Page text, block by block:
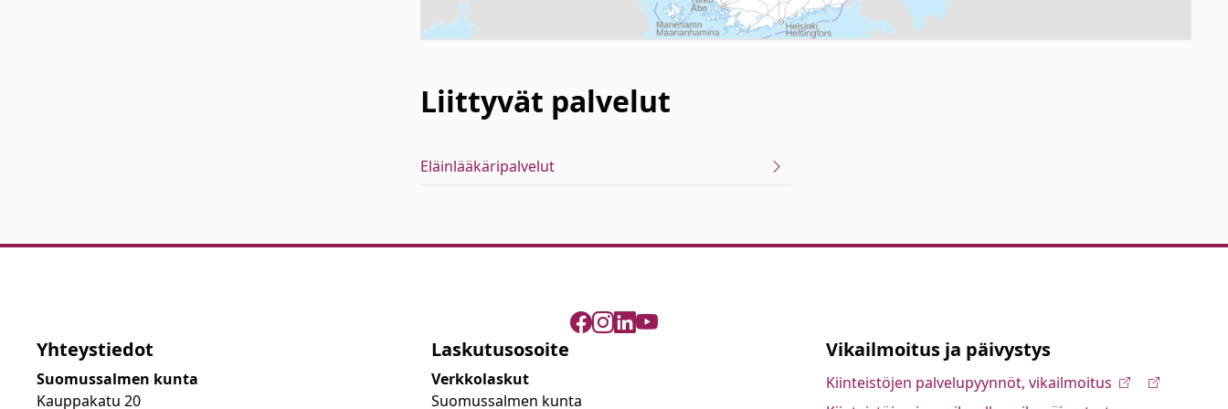
Liittyvät palvelut
Eläinlääkäripalvelut
Yhteystiedot
Suomussalmen kunta
Kauppakatu 20
Laskutusosoite
Verkkolaskut
Suomussalmen kunta
Vikailmoitus ja päivystys
Kiinteistöjen palvelupyynnöt, vikailmoitus